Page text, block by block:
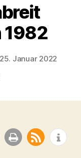
1982
25. Januar 2022
1982